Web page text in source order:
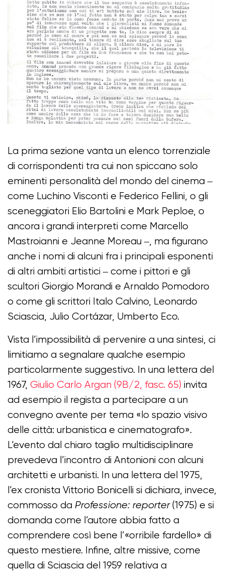
La prima sezione vanta un elenco torrenziale
di corrispondenti tra cui non spiccano solo
eminenti personalità del mondo del cinema ‒
come Luchino Visconti e Federico Fellini, o gli
sceneggiatori Elio Bartolini e Mark Peploe, o
ancora i grandi interpreti come Marcello
Mastroianni e Jeanne Moreau ‒, ma figurano
anche i nomi di alcuni fra i principali esponenti
di altri ambiti artistici ‒ come i pittori e gli
scultori Giorgio Morandi e Arnaldo Pomodoro
o come gli scrittori Italo Calvino, Leonardo
Sciascia, Julio Cortázar, Umberto Eco.
Vista l’impossibilità di pervenire a una sintesi, ci
limitiamo a segnalare qualche esempio
particolarmente suggestivo. In una lettera del
1967, Giulio Carlo Argan (9B/2, fasc. 65) invita
ad esempio il regista a partecipare a un
convegno avente per tema «lo spazio visivo
delle città: urbanistica e cinematografo».
L’evento dal chiaro taglio multidisciplinare
prevedeva l’incontro di Antonioni con alcuni
architetti e urbanisti. In una lettera del 1975,
l’ex cronista Vittorio Bonicelli si dichiara, invece,
commosso da Professione: reporter(1975) e si
domanda come l’autore abbia fatto a
comprendere così bene l’«orribile fardello» di
questo mestiere. Infine, altre missive, come
quella di Sciascia del 1959 relativa a